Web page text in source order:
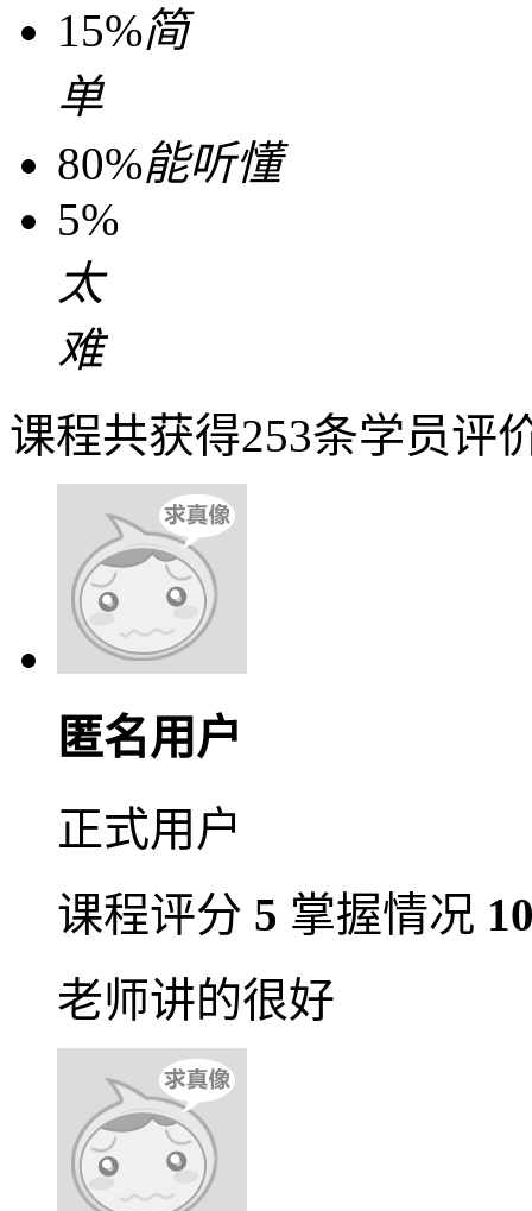
15%简
单
80%能听懂
5%
太
难
课程共获得253条学员评
匿名用户
正式用户
课程评分 5 掌握情况
老师讲的很好